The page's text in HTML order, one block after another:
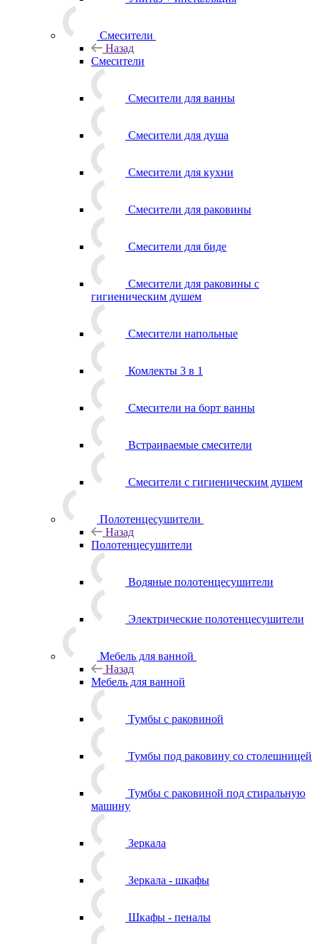
Смесители
Назад
Смесители
Смесители для ванны
Смесители для душа
Смесители для кухни
Смесители для раковины
Смесители для биде
Смесители для раковины с
гигиеническим душем
Смесители напольные
Комлекты 3 в 1
Смесители на борт ванны
Встраиваемые смесители
Смесители с гигиеническим душем
Полотенцесушители
Назад
Полотенцесушители
Водяные полотенцесушители
Электрические полотенцесушители
Мебель для ванной
Назад
Мебель для ванной
Тумбы с раковиной
Тумбы под раковину со столешницей
Тумбы с раковиной под стиральную
машину
Зеркала
Зеркала - шкафы
Шкафы - пеналы